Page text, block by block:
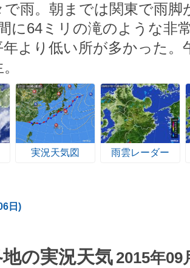
で雨。朝までは関東で雨脚
に64ミリの滝のような非
年より低い所が多かった。
実況天気図 雨雲レーダー
日)
の実況天気 2015年09